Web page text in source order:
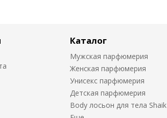
Каталог
Мужская парфюмерия
Женская парфюмерия
Унисекс парфюмерия
Детская парфюмерия
Body лосьон для тела Shaik